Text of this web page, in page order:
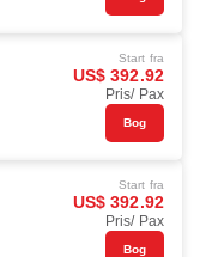
Start fra
US$ 392.92
Pris/ Pax
Bog
Start fra
US$ 392.92
Pris/ Pax
Bog